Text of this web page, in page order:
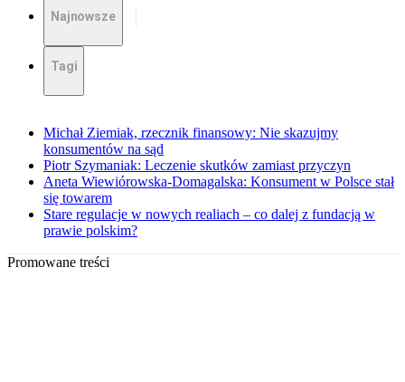
Najnowsze
Tagi
Michał Ziemiak, rzecznik finansowy: Nie skazujmy
konsumentów na sąd
Piotr Szymaniak: Leczenie skutków zamiast przyczyn
Aneta Wiewiórowska-Domagalska: Konsument w Polsce stał
się towarem
Stare regulacje w nowych realiach – co dalej z fundacją w
prawie polskim?
Promowane treści